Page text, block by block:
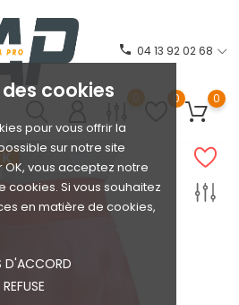
cookies
pour vous offrir la
sur notre site
OK, vous acceptez notre
Si vous souhaitez
en matière de cookies,
D'ACCORD
phone 04 13 92 02 68
0 0 0